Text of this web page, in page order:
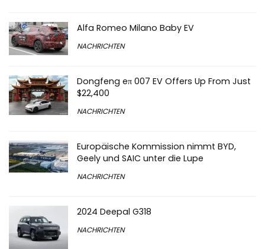
Alfa Romeo Milano Baby EV
NACHRICHTEN
Dongfeng eπ 007 EV Offers Up From Just
$22,400
NACHRICHTEN
Europäische Kommission nimmt BYD,
Geely und SAIC unter die Lupe
NACHRICHTEN
2024 Deepal G318
NACHRICHTEN